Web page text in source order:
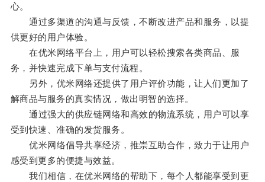
心。
通过多渠道的沟通与反馈，不断改进产品和服务，以提
供更好的用户体验。
在优米网络平台上，用户可以轻松搜索各类商品、服
务，并快速完成下单与支付流程。
另外，优米网络还提供了用户评价功能，让人们更加了
解商品与服务的真实情况，做出明智的选择。
通过强大的供应链网络和高效的物流系统，用户可以享
受到快速、准确的发货服务。
优米网络倡导共享经济，推崇互助合作，致力于让用户
感受到更多的便捷与效益。
我们相信，在优米网络的帮助下，每个人都能享受到更